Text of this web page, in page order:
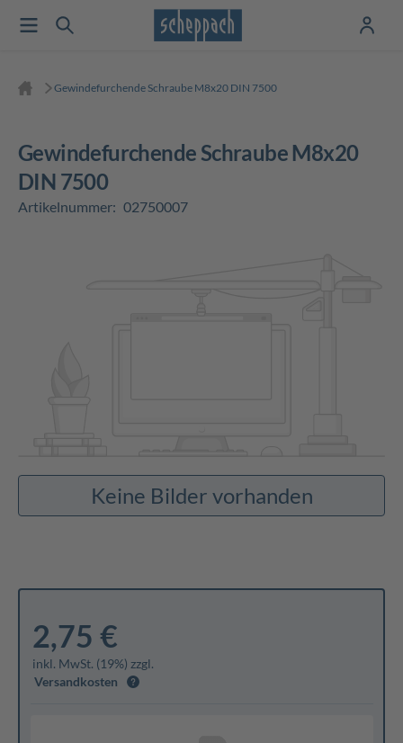
Gewindefurchende Schraube M8x20 DIN 7500
Gewindefurchende Schraube M8x20
DIN 7500
Artikelnummer: 02750007
Keine Bilder vorhanden
2,75 €
inkl. MwSt. (19%) zzgl.
Versandkosten